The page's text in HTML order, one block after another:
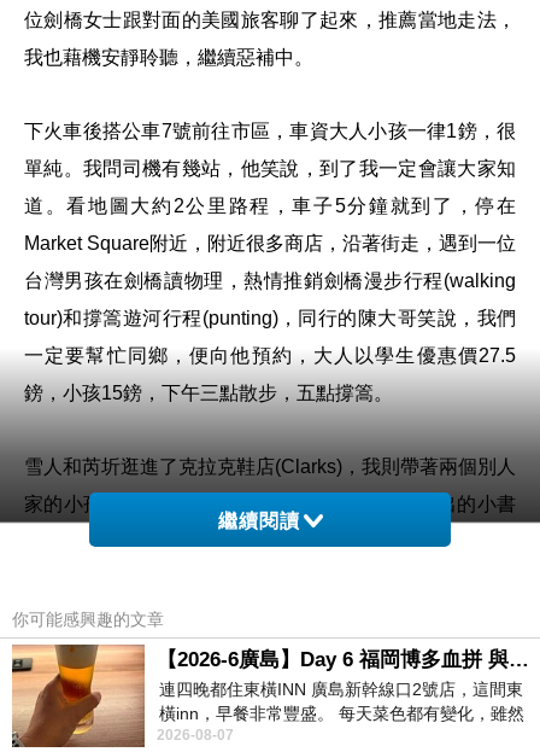
位劍橋女士跟對面的美國旅客聊了起來，推薦當地走法，
我也藉機安靜聆聽，繼續惡補中。
下火車後搭公車7號前往市區，車資大人小孩一律1鎊，很
單純。我問司機有幾站，他笑說，到了我一定會讓大家知
道。看地圖大約2公里路程，車子5分鐘就到了，停在
Market Square附近，附近很多商店，沿著街走，遇到一位
台灣男孩在劍橋讀物理，熱情推銷劍橋漫步行程(walking
tour)和撐篙遊河行程(punting)，同行的陳大哥笑說，我們
一定要幫忙同鄉，便向他預約，大人以學生優惠價27.5
鎊，小孩15鎊，下午三點散步，五點撐篙。
雪人和芮圻逛進了克拉克鞋店(Clarks)，我則帶著兩個別人
家的小孩去逛紀念品店，甄特別鍾愛牛津和劍橋出的小書
本橡皮擦，一個1鎊，非常可愛。雪人笑說，英國的紀念
色澤和圖騰，傳遞千百年的文化，似乎從圖騰上看見了過
去，有了溫度，又不像照片那樣露骨、直接，所以烙印著
徽章的紀念品，是永遠不退流行的文化時尚。
繼續閱讀
你可能感興趣的文章
【2026-6廣島】Day 6 福岡博多血拼 與機場接送少年司機深夜對談
連四晚都住東橫INN 廣島新幹線口2號店，這間東
橫inn，早餐非常豐盛。 每天菜色都有變化，雖然
看到工作人員拿出料理包加熱，但
2026-08-07